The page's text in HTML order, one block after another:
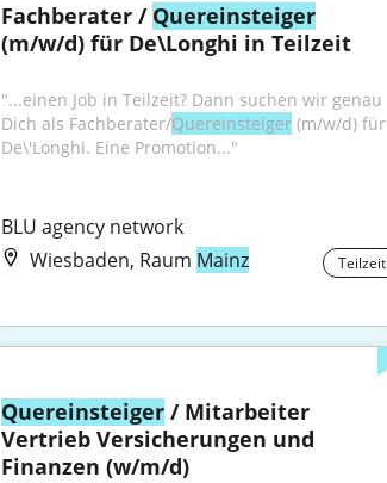
Fachberater / Quereinsteiger
(m/w/d) für De\Longhi in Teilzeit
"...einen Job in Teilzeit? Dann suchen wir genau
Dich als Fachberater/Quereinsteiger (m/w/d) für
De\'Longhi. Eine Promotion..."
BLU agency network
Wiesbaden, Raum Mainz Teilzeit
Quereinsteiger / Mitarbeiter
Vertrieb Versicherungen und
Finanzen (w/m/d)